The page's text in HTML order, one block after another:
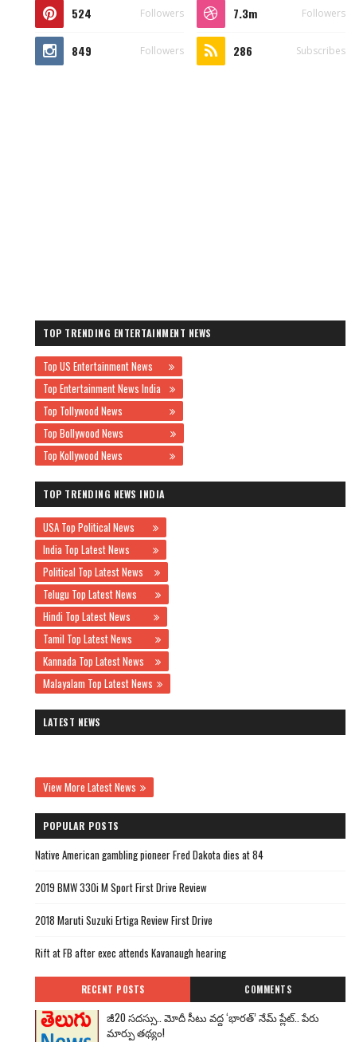
524 Followers 7.3m Followers
849 Followers 286 Subscribes
TOP TRENDING ENTERTAINMENT NEWS
Top US Entertainment News
Top Entertainment News India
Top Tollywood News
Top Bollywood News
Top Kollywood News
TOP TRENDING NEWS INDIA
USA Top Political News
India Top Latest News
Political Top Latest News
Telugu Top Latest News
Hindi Top Latest News
Tamil Top Latest News
Kannada Top Latest News
Malayalam Top Latest News
LATEST NEWS
View More Latest News
POPULAR POSTS
Native American gambling pioneer Fred Dakota dies at 84
2019 BMW 330i M Sport First Drive Review
2018 Maruti Suzuki Ertiga Review First Drive
Rift at FB after exec attends Kavanaugh hearing
RECENT POSTS COMMENTS
జీ20 సదస్సు.. మోదీ సీటు వద్ద ‘భారత్’ నేమ్ ప్లేట్‌.. పేరు
మార్పు తథ్యం!